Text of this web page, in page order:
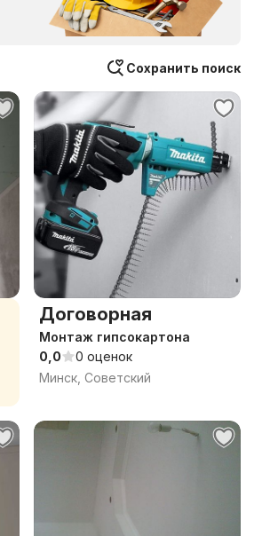
Сохранить поиск
Договорная
Монтаж гипсокартона
0,0
0 оценок
Минск, Советский